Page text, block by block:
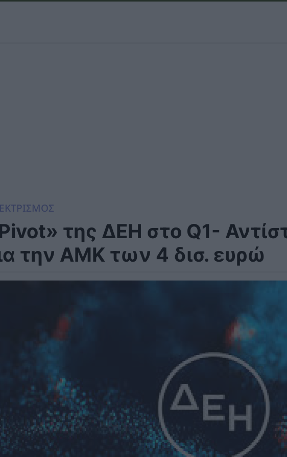
της ΔΕΗ στο Q1-
την ΑΜΚ των 4 δισ. ευρώ